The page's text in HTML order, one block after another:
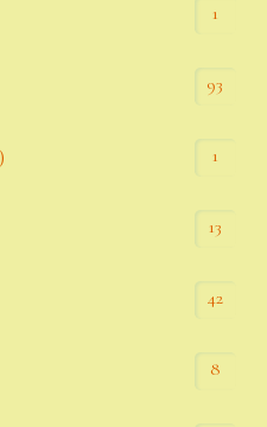
1
93
1
13
42
8